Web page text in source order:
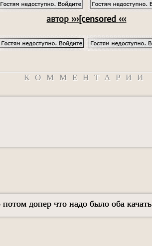
автор ›››[censored‹‹‹
КОММЕНТАРИИ
потом допер что надо было оба качать